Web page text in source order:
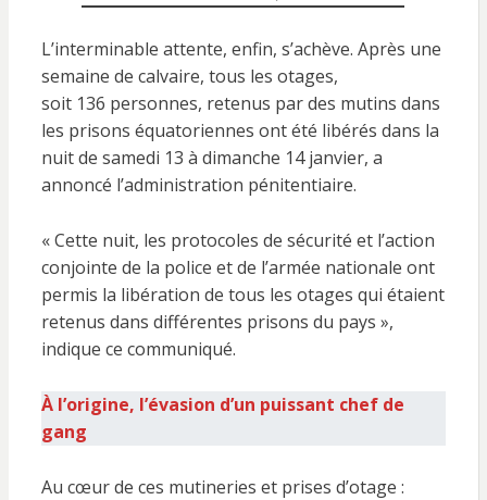
L’interminable attente, enfin, s’achève. Après une
semaine de calvaire, tous les otages,
soit 136 personnes, retenus par des mutins dans
les prisons équatoriennes ont été libérés dans la
nuit de samedi 13 à dimanche 14 janvier, a
annoncé l’administration pénitentiaire.
« Cette nuit, les protocoles de sécurité et l’action
conjointe de la police et de l’armée nationale ont
permis la libération de tous les otages qui étaient
retenus dans différentes prisons du pays »,
indique ce communiqué.
À l’origine, l’évasion d’un puissant chef de
gang
Au cœur de ces mutineries et prises d’otage :